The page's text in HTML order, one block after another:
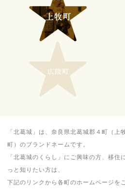
「北葛城」は、奈良県北葛城郡４町（上
町）のブランドネームです。
「北葛城のくらし」にご興味の方、移住
っと知りたい方は、
下記のリンクから各町のホームページを